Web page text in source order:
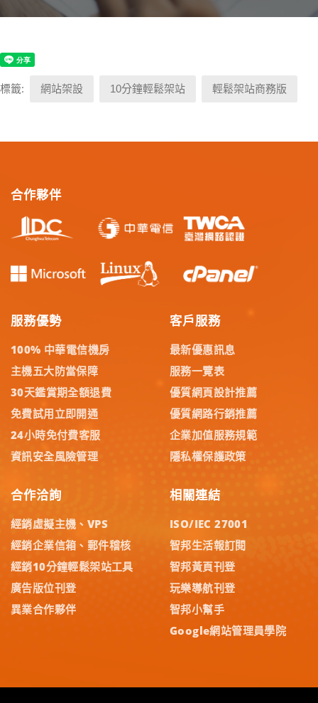
標籤: 網站架設 10分鐘輕鬆架站 輕鬆架站商務版
合作夥伴
服務優勢
100% 中華電信機房
主機五大防當保障
30天鑑賞期全額退費
免費試用立即開通
24小時免付費客服
資訊安全風險管理
客戶服務
最新優惠訊息
服務一覽表
優質網頁設計推薦
優質網路行銷推薦
企業加值服務規範
隱私權保護政策
合作洽詢
經銷虛擬主機、VPS
經銷企業信箱、郵件稽核
經銷10分鐘輕鬆架站工具
廣告版位刊登
異業合作夥伴
相關連結
ISO/IEC 27001
智邦生活報訂閱
智邦黃頁刊登
玩樂導航刊登
智邦小幫手
Google網站管理員學院